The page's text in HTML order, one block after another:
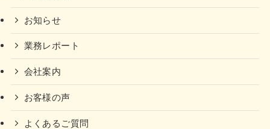
お知らせ
業務レポート
会社案内
お客様の声
よくあるご質問